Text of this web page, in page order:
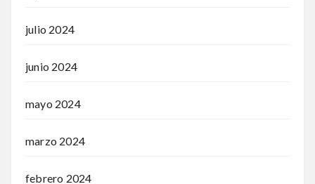
julio 2024
junio 2024
mayo 2024
marzo 2024
febrero 2024